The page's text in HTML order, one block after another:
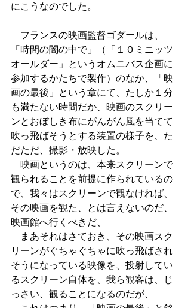
にこうなのでした。
フランスの映画監督ゴダールは、
「時間の闇の中で」（「１０ミニッツ
オールダー」というオムニバス企画に
参加するかたちで製作）のなか、「映
画の最後」という章にて、たしか１分
も満たない時間だか、映画のスクリー
ンとおぼしき布にがんがん風を当てて
吹っ飛ばそうとする装置の様子を、た
だただ、撮影・放映した。
映画というのは、本来スクリーンで
観られることを前提に作られているの
で、我々はスクリーンで観なければ、
その映画を観た、とは言えないのだ、
映画館へ行くべきだ、
まあそれはさておき、その映画スク
リーンがぐちゃぐちゃに吹っ飛ばされ
そうになっている映像を、投射してい
るスクリーン自体を、我ら観客は、じ
っさい、観ることになるのだが、